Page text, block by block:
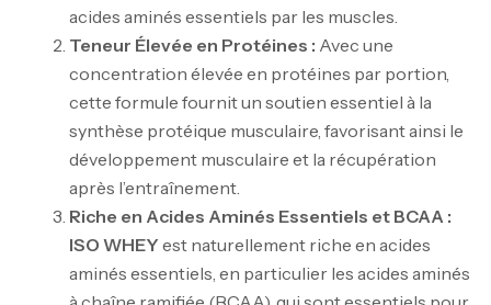
acides aminés essentiels par les muscles.
Teneur Élevée en Protéines : Avec une
concentration élevée en protéines par portion,
cette formule fournit un soutien essentiel à la
synthèse protéique musculaire, favorisant ainsi le
développement musculaire et la récupération
après l’entraînement.
Riche en Acides Aminés Essentiels et BCAA :
ISO WHEY est naturellement riche en acides
aminés essentiels, en particulier les acides aminés